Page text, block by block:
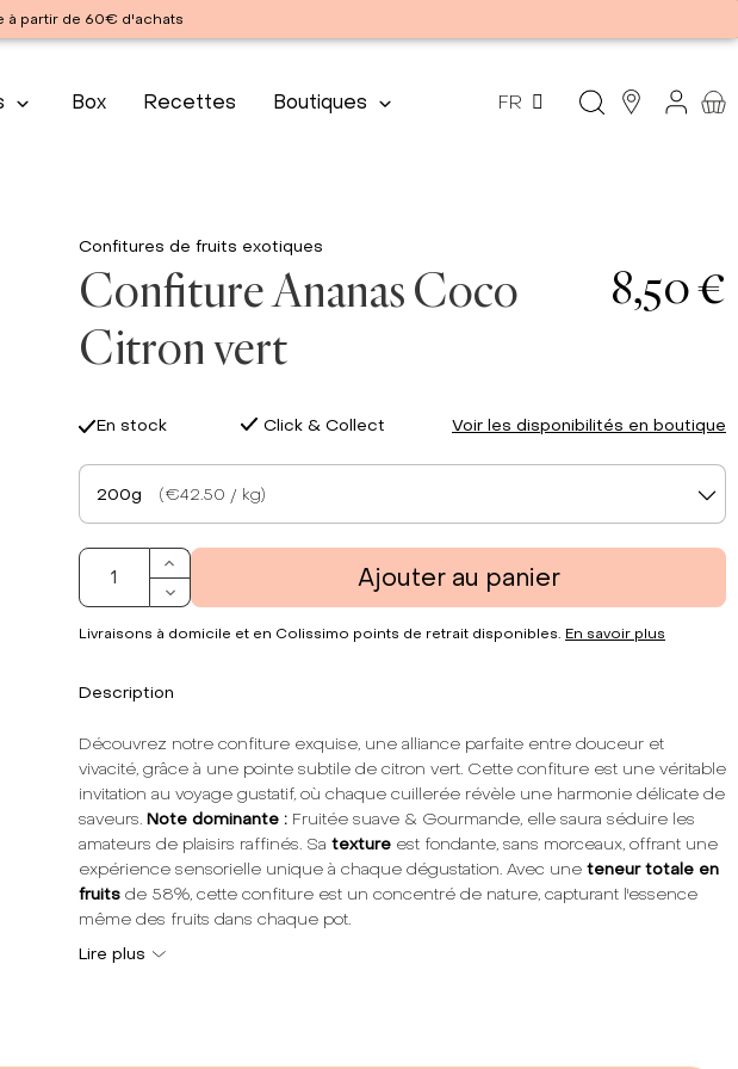
à partir de 60€ d'achats
Box Recettes Boutiques FR
Confitures de fruits exotiques
Confiture Ananas Coco
Citron vert
8,50 €
En stock Click & Collect Voir les disponibilités en boutique
200g (€42.50 / kg)
Ajouter au panier
Livraisons à domicile et en Colissimo points de retrait disponibles. En savoir plus
Description
Découvrez notre confiture exquise, une alliance parfaite entre douceur et
vivacité, grâce à une pointe subtile de citron vert. Cette confiture est une véritable
invitation au voyage gustatif, où chaque cuillerée révèle une harmonie délicate de
saveurs. Note dominante : Fruitée suave & Gourmande, elle saura séduire les
amateurs de plaisirs raffinés. Sa texture est fondante, sans morceaux, offrant une
expérience sensorielle unique à chaque dégustation. Avec une teneur totale en
fruits de 58%, cette confiture est un concentré de nature, capturant l'essence
même des fruits dans chaque pot.
Fabriquée en France, notre confiture respecte les traditions artisanales tout en
Lire plus